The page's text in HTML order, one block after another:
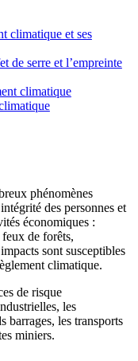
climatique et ses
de serre et l’empreinte
climatique
phénomènes
des personnes et
économiques :
de forêts,
sont susceptibles
climatique.
de risque
les
barrages, les transports
miniers.